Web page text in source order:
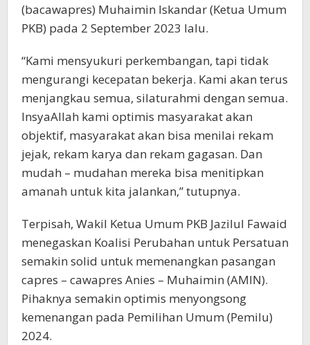
(bacawapres) Muhaimin Iskandar (Ketua Umum
PKB) pada 2 September 2023 lalu.
“Kami mensyukuri perkembangan, tapi tidak
mengurangi kecepatan bekerja. Kami akan terus
menjangkau semua, silaturahmi dengan semua.
InsyaAllah kami optimis masyarakat akan
objektif, masyarakat akan bisa menilai rekam
jejak, rekam karya dan rekam gagasan. Dan
mudah – mudahan mereka bisa menitipkan
amanah untuk kita jalankan,” tutupnya.
Terpisah, Wakil Ketua Umum PKB Jazilul Fawaid
menegaskan Koalisi Perubahan untuk Persatuan
semakin solid untuk memenangkan pasangan
capres – cawapres Anies – Muhaimin (AMIN).
Pihaknya semakin optimis menyongsong
kemenangan pada Pemilihan Umum (Pemilu)
2024.